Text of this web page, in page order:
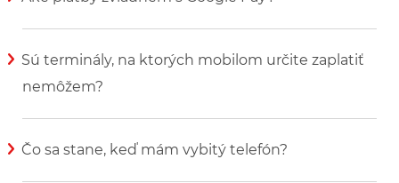
Sú terminály, na ktorých mobilom určite zaplatiť
nemôžem?
Čo sa stane, keď mám vybitý telefón?